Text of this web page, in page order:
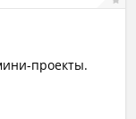
проекты.